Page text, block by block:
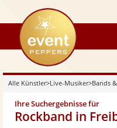
eventpeppers
Alle Künstler>Live-Musiker>Bands
Ihre Suchergebnisse für
Rockband in